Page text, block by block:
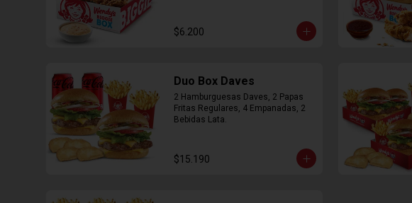
$6.200
Duo Box Daves
2 Hamburguesas Daves, 2 Papas
Fritas Regulares, 4 Empanadas, 2
Bebidas Lata.
$15.190